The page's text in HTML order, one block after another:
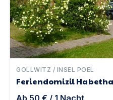
GOLLWITZ / INSEL POEL
Feriendomizil
Ab 50 € / 1 Nacht